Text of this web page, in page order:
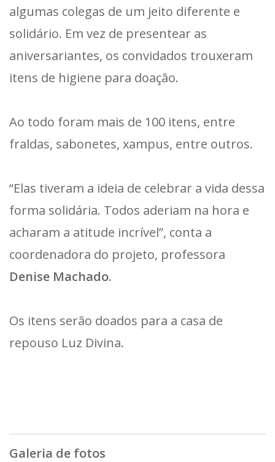
algumas colegas de um jeito diferente e
solidário. Em vez de presentear as
aniversariantes, os convidados trouxeram
itens de higiene para doação.
Ao todo foram mais de 100 itens, entre
fraldas, sabonetes, xampus, entre outros.
“Elas tiveram a ideia de celebrar a vida dessa
forma solidária. Todos aderiam na hora e
acharam a atitude incrível”, conta a
coordenadora do projeto, professora
Denise Machado.
Os itens serão doados para a casa de
repouso Luz Divina.
Galeria de fotos